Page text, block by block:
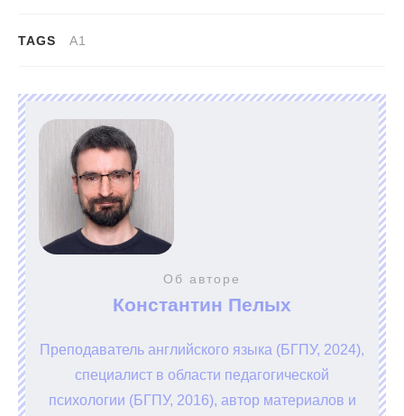
TAGS A1
Об авторе
Константин Пелых
Преподаватель английского языка (БГПУ, 2024),
специалист в области педагогической
психологии (БГПУ, 2016), автор материалов и